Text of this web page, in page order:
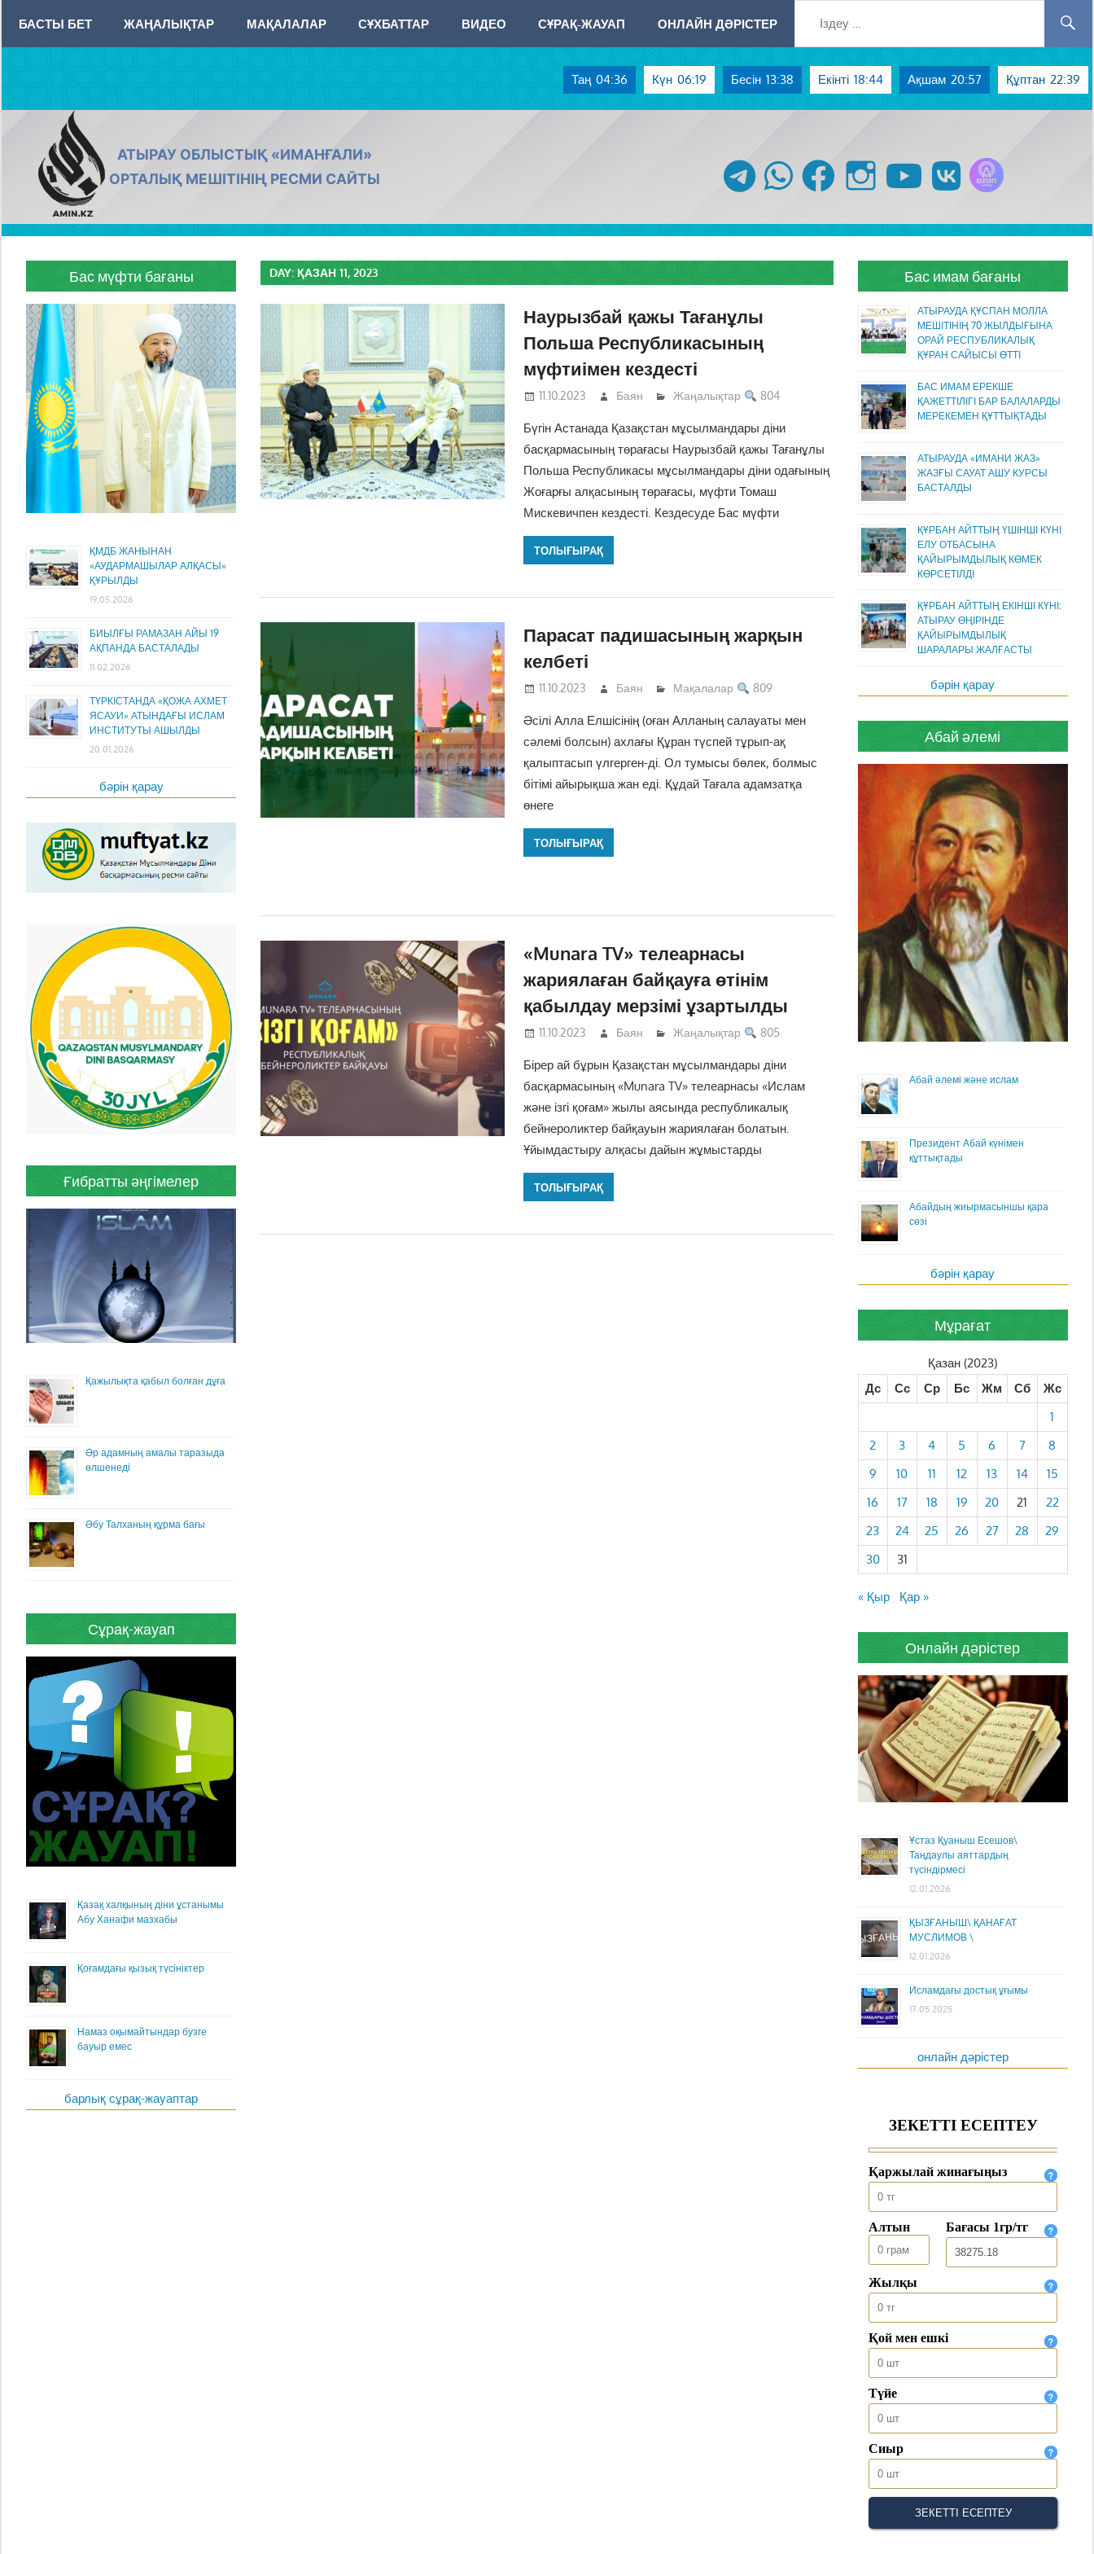
content
БАСТЫ БЕТ ЖАҢАЛЫҚТАР МАҚАЛАЛАР СҰХБАТТАР ВИДЕО СҰРАҚ-ЖАУАП ОНЛАЙН ДӘРІСТЕР
Таң 04:36 Күн 06:19 Бесін 13:38 Екінті 18:44 Ақшам 20:57 Құптан 22:39
AMIN.KZ
АТЫРАУ ОБЛЫСТЫҚ «ИМАНҒАЛИ»
ОРТАЛЫҚ МЕШІТІНІҢ РЕСМИ САЙТЫ
telegram whatsapp facebook instagram youtubevk
DAY: ҚАЗАН 11, 2023
Наурызбай қажы Тағанұлы
Польша Республикасының
мүфтиімен кездесті
11.10.2023 Баян Жаңалықтар 804
Бүгін Астанада Қазақстан мұсылмандары діни
басқармасының төрағасы Наурызбай қажы Тағанұлы
Польша Республикасы мұсылмандары діни одағының
Жоғарғы алқасының төрағасы, мүфти Томаш
Мискевичпен кездесті. Кездесуде Бас мүфти
ТОЛЫҒЫРАҚ
Парасат падишасының жарқын
келбеті
11.10.2023 Баян Мақалалар 809
Әсілі Алла Елшісінің (оған Алланың салауаты мен
сәлемі болсын) ахлағы Құран түспей тұрып-ақ
қалыптасып үлгерген-ді. Ол тумысы бөлек, болмыс
бітімі айырықша жан еді. Құдай Тағала адамзатқа
өнеге
ТОЛЫҒЫРАҚ
«Munara TV» телеарнасы
жариялаған байқауға өтінім
қабылдау мерзімі ұзартылды
11.10.2023 Баян Жаңалықтар 805
Бірер ай бұрын Қазақстан мұсылмандары діни
басқармасының «Munara TV» телеарнасы «Ислам
және ізгі қоғам» жылы аясында республикалық
бейнероликтер байқауын жариялаған болатын.
Ұйымдастыру алқасы дайын жұмыстарды
ТОЛЫҒЫРАҚ
Бас мүфти бағаны
ҚМДБ ЖАНЫНАН
«АУДАРМАШЫЛАР АЛҚАСЫ»
ҚҰРЫЛДЫ
19.05.2026
БИЫЛҒЫ РАМАЗАН АЙЫ 19
АҚПАНДА БАСТАЛАДЫ
11.02.2026
ТҮРКІСТАНДА «ҚОЖА АХМЕТ
ЯСАУИ» АТЫНДАҒЫ ИСЛАМ
ИНСТИТУТЫ АШЫЛДЫ
20.01.2026
бәрін қарау
Ғибратты әңгімелер
Қажылықта қабыл болған дұға
Әр адамның амалы таразыда
өлшенеді
Әбу Талханың құрма бағы
Сұрақ-жауап
Қазақ халқының діни ұстанымы
Абу Ханафи мазхабы
Қоғамдағы қызық түсініктер
Намаз оқымайтындар бузге
бауыр емес
барлық сұрақ-жауаптар
Бас имам бағаны
АТЫРАУДА ҚҰСПАН МОЛЛА
МЕШІТІНІҢ 70 ЖЫЛДЫҒЫНА
ОРАЙ РЕСПУБЛИКАЛЫҚ
ҚҰРАН САЙЫСЫ ӨТТІ
БАС ИМАМ ЕРЕКШЕ
ҚАЖЕТТІЛІГІ БАР БАЛАЛАРДЫ
МЕРЕКЕМЕН ҚҰТТЫҚТАДЫ
АТЫРАУДА «ИМАНИ ЖАЗ»
ЖАЗҒЫ САУАТ АШУ КУРСЫ
БАСТАЛДЫ
ҚҰРБАН АЙТТЫҢ ҮШІНШІ КҮНІ
ЕЛУ ОТБАСЫНА
ҚАЙЫРЫМДЫЛЫҚ КӨМЕК
КӨРСЕТІЛДІ
ҚҰРБАН АЙТТЫҢ ЕКІНШІ КҮНІ:
АТЫРАУ ӨҢІРІНДЕ
ҚАЙЫРЫМДЫЛЫҚ
ШАРАЛАРЫ ЖАЛҒАСТЫ
бәрін қарау
Абай әлемі
Абай әлемі және ислам
Президент Абай күнімен
құттықтады
Абайдың жиырмасыншы қара
сөзі
бәрін қарау
Мұрағат
Қазан (2023)
Дс
Сс Ср Бс Жм Сб
Жс
1
2
3 4 5 6 7
8
9
10 11 12 13 14
15
16
17 18 19 20 21
22
23
24 25 26 27 28
29
30
31
« Қыр Қар »
Онлайн дәрістер
Ұстаз Қуаныш Есешов\
Таңдаулы аяттардың
түсіндірмесі
12.01.2026
ҚЫЗҒАНЫШ\ ҚАНАҒАТ
МУСЛИМОВ \
12.01.2026
Исламдағы достық ұғымы
17.05.2025
онлайн дәрістер